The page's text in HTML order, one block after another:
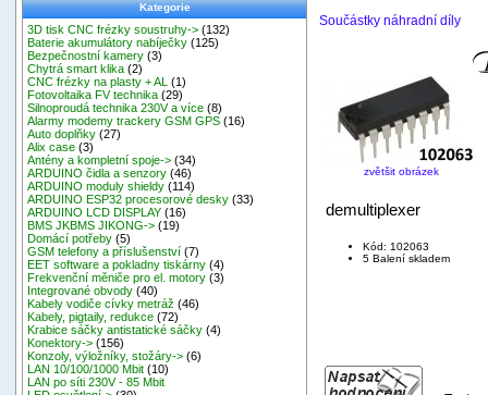
Kategorie
3D tisk CNC frézky soustruhy-> (132)
Baterie akumulátory nabíječky (125)
Bezpečnostní kamery (3)
Chytrá smart klika (2)
CNC frézky na plasty + AL
(1)
Fotovoltaika FV technika (29)
Silnoproudá technika 230V a více (8)
Alarmy modemy trackery GSM GPS (16)
Auto doplňky (27)
Alix case (3)
Antény a kompletní spoje-> (34)
ARDUINO čidla a senzory (46)
ARDUINO moduly shieldy (114)
ARDUINO ESP32 procesorové desky (33)
ARDUINO LCD DISPLAY (16)
BMS JKBMS JIKONG-> (19)
Domácí potřeby (5)
GSM telefony a příslušenství (7)
EET software a pokladny tiskárny (4)
Frekvenční měniče pro el. motory (3)
Integrované obvody (40)
Kabely vodiče cívky metráž (46)
Kabely, pigtaily, redukce (72)
Krabice sáčky antistatické sáčky (4)
Konektory-> (156)
Konzoly, výložníky, stožáry-> (6)
LAN 10/100/1000 Mbit (10)
LAN po síti 230V - 85 Mbit
Součástky náhradní díly
zvětšit obrázek
demultiplexer
Kód: 102063
5 Balení skladem